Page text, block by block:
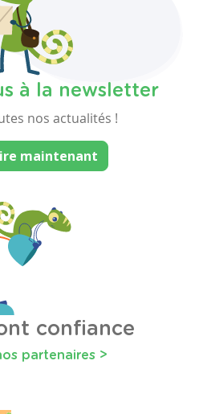
à la newsletter
nos actualités !
maintenant
confiance
partenaires >